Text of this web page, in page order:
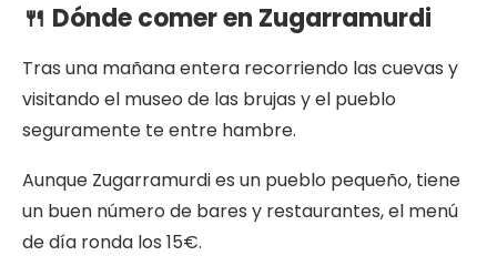
🍴 Dónde comer en Zugarramurdi
Tras una mañana entera recorriendo las cuevas y
visitando el museo de las brujas y el pueblo
seguramente te entre hambre.
Aunque Zugarramurdi es un pueblo pequeño, tiene
un buen número de bares y restaurantes, el menú
de día ronda los 15€.